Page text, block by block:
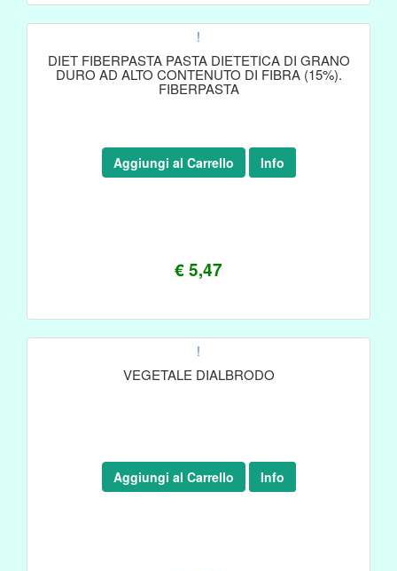
!
DIET FIBERPASTA PASTA DIETETICA DI GRANO
DURO AD ALTO CONTENUTO DI FIBRA (15%).
FIBERPASTA
€ 5,47
Aggiungi al Carrello Info
!
VEGETALE DIALBRODO
Aggiungi al Carrello Info